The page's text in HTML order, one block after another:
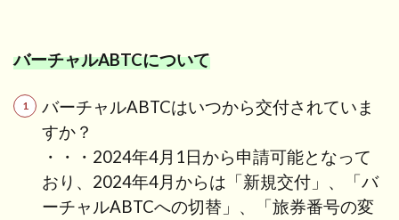
バーチャルABTCについて
バーチャルABTCはいつから交付されていま
すか？
・・・2024年4月1日から申請可能となって
おり、2024年4月からは「新規交付」、「バ
ーチャルABTCへの切替」、「旅券番号の変